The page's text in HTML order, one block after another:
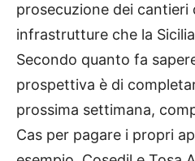
prosecuzione dei
infrastrutture che la
Secondo quanto fa
prospettiva è di
prossima settimana,
Cas per pagare i propri